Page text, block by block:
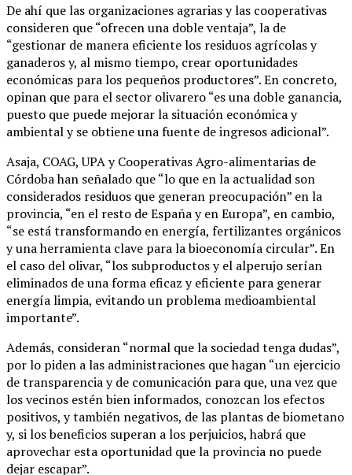
De ahí que las organizaciones agrarias y las cooperativas
consideren que “ofrecen una doble ventaja”, la de
“gestionar de manera eficiente los residuos agrícolas y
ganaderos y, al mismo tiempo, crear oportunidades
económicas para los pequeños productores”. En concreto,
opinan que para el sector olivarero “es una doble ganancia,
puesto que puede mejorar la situación económica y
ambiental y se obtiene una fuente de ingresos adicional”.
Asaja, COAG, UPA y Cooperativas Agro-alimentarias de
Córdoba han señalado que “lo que en la actualidad son
considerados residuos que generan preocupación” en la
provincia, “en el resto de España y en Europa”, en cambio,
“se está transformando en energía, fertilizantes orgánicos
y una herramienta clave para la bioeconomía circular”. En
el caso del olivar, “los subproductos y el alperujo serían
eliminados de una forma eficaz y eficiente para generar
energía limpia, evitando un problema medioambiental
importante”.
Además, consideran “normal que la sociedad tenga dudas”,
por lo piden a las administraciones que hagan “un ejercicio
de transparencia y de comunicación para que, una vez que
los vecinos estén bien informados, conozcan los efectos
positivos, y también negativos, de las plantas de biometano
y, si los beneficios superan a los perjuicios, habrá que
aprovechar esta oportunidad que la provincia no puede
dejar escapar”.